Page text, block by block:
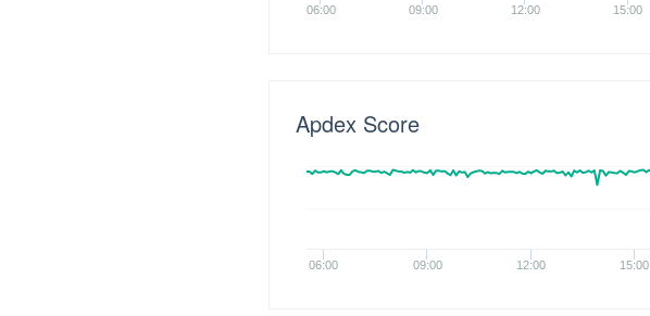
06:00 09:00 12:00 15:00
Apdex Score
06:00 09:00 12:00 15:00